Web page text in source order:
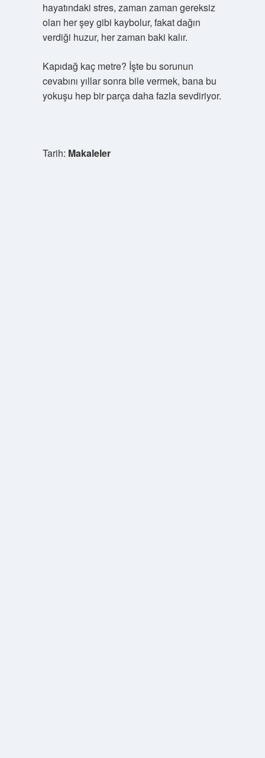
hayatındaki stres, zaman zaman gereksiz
olan her şey gibi kaybolur, fakat dağın
verdiği huzur, her zaman baki kalır.
Kapıdağ kaç metre? İşte bu sorunun
cevabını yıllar sonra bile vermek, bana bu
yokuşu hep bir parça daha fazla sevdiriyor.
Tarih: Makaleler